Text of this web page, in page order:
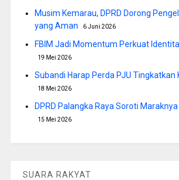
Musim Kemarau, DPRD Dorong
yang Aman
6 Juni 2026
FBIM Jadi Momentum Perkuat
19 Mei 2026
Subandi Harap Perda PJU Tingkatkan
18 Mei 2026
DPRD Palangka Raya Soroti
15 Mei 2026
SUARA RAKYAT